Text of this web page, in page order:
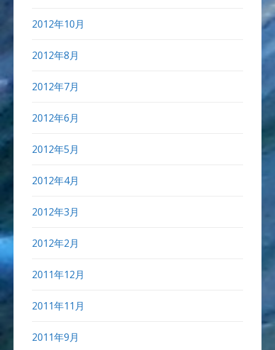
2012年10月
2012年8月
2012年7月
2012年6月
2012年5月
2012年4月
2012年3月
2012年2月
2011年12月
2011年11月
2011年9月